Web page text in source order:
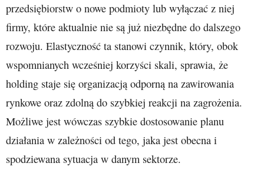
przedsiębiorstw o nowe podmioty lub wyłączać z niej
firmy, które aktualnie nie są już niezbędne do dalszego
rozwoju. Elastyczność ta stanowi czynnik, który, obok
wspomnianych wcześniej korzyści skali, sprawia, że
holding staje się organizacją odporną na zawirowania
rynkowe oraz zdolną do szybkiej reakcji na zagrożenia.
Możliwe jest wówczas szybkie dostosowanie planu
działania w zależności od tego, jaka jest obecna i
spodziewana sytuacja w danym sektorze.